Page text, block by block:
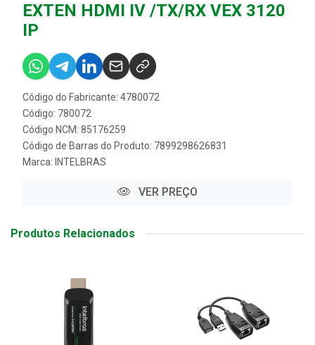
EXTEN HDMI IV /TX/RX VEX 3120
IP
Código do Fabricante: 4780072
Código: 780072
Código NCM: 85176259
Código de Barras do Produto: 7899298626831
Marca: INTELBRAS
VER PREÇO
Produtos Relacionados